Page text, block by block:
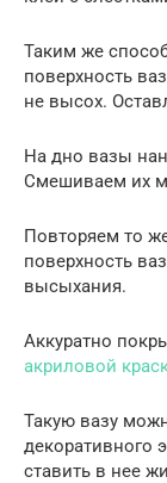
Таким же
поверхность
не высох.
На дно вазы
Смешиваем их
Повторяем то
поверхность
высыхания.
Аккуратно
акриловой
Такую вазу
декоративного
ставить в нее